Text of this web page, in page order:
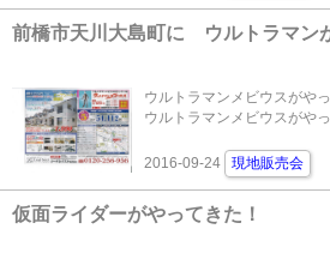
前橋市天川大島町に ウルトラマン
ウルトラマンメビウスがや
ウルトラマンメビウスがや
2016-09-24 現地販売会
仮面ライダーがやってきた！